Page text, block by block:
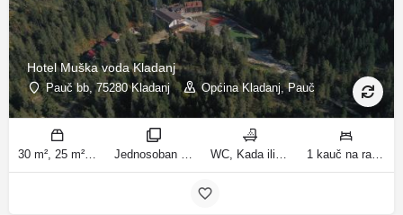
Hotel Muška voda Kladanj
Pauč bb, 75280 Kladanj Općina Kladanj, Pauč